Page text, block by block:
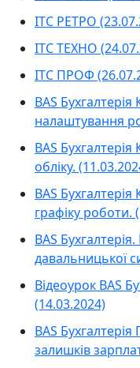
ІТС РЕТРО
ІТС ТЕХНО
ІТС ПРОФ
BAS
налаштування
BAS
обліку.
BAS
графіку роботи.
BAS
давальницької
Відеоурок BAS
(14.03.2024)
BAS
залишків